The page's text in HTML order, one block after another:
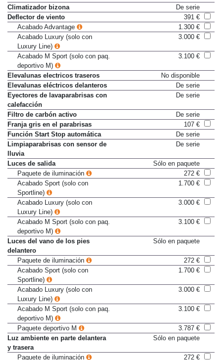
Cierre centralizado
De serie
Climatizador bizona
De serie
Deflector de viento
391 €
Acabado Advantage
1.300 €
Acabado Luxury (solo con
Luxury Line)
Acabado M Sport (solo con paq.
deportivo M)
Elevalunas electricos traseros
No disponible
Elevalunas eléctricos delanteros
De serie
Eyectores de lavaparabrisas con
calefacción
Filtro de carbón activo
De serie
Franja gris en el parabrisas
107 €
Función Start Stop automática
De serie
Limpiaparabrisas con sensor de
lluvia
Luces de salida
Sólo en paquete
Paquete de iluminación
272 €
Acabado Sport (solo con
Sportline)
Acabado Luxury (solo con
Luxury Line)
Acabado M Sport (solo con paq.
deportivo M)
Luces del vano de los pies
delantero
Paquete de iluminación
272 €
Acabado Sport (solo con
Sportline)
Acabado Luxury (solo con
Luxury Line)
Acabado M Sport (solo con paq.
deportivo M)
Paquete deportivo M
3.787 €
Luz ambiente en parte delantera
y trasera